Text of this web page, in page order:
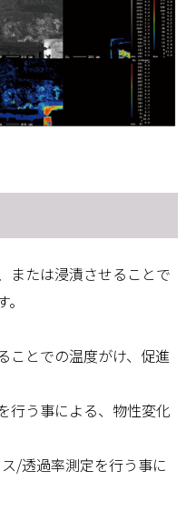
または浸漬させることで
ことでの温度がけ、促進
う事による、物性変化
過率測定を行う事に